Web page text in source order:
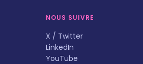
NOUS SUIVRE
X / Twitter
LinkedIn
YouTube